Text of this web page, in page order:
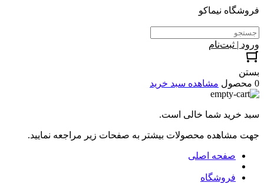
فروشگاه نیماکو
ورود | ثبت‌نام
بستن
0 محصول
مشاهده سبد خرید
سبد خرید شما خالی است.
جهت مشاهده محصولات بیشتر به صفحات زیر مراجعه نمایید.
صفحه اصلی
فروشگاه